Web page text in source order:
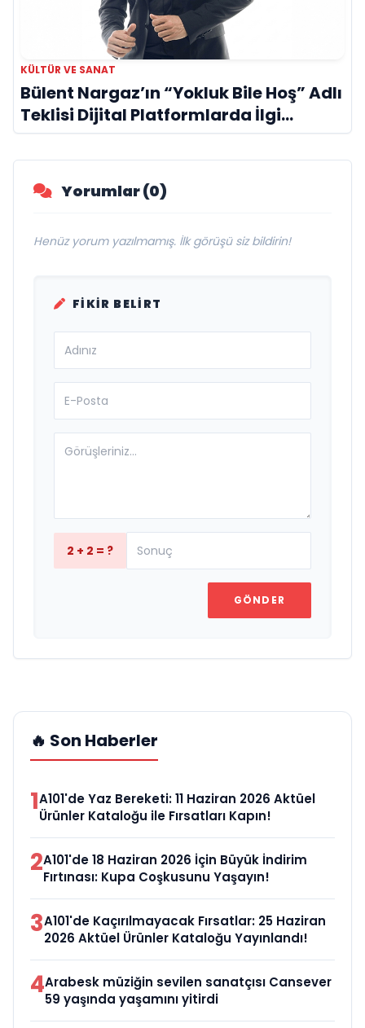
KÜLTÜR VE SANAT
Bülent Nargaz’ın “Yokluk Bile Hoş” Adlı
Teklisi Dijital Platformlarda İlgi
Görmeye Devam Ediyor
Yorumlar (0)
Henüz yorum yazılmamış. İlk görüşü siz bildirin!
FIKIR BELIRT
2 + 2 = ?
GÖNDER
🔥 Son Haberler
1A101'de Yaz Bereketi: 11 Haziran 2026 Aktüel
Ürünler Kataloğu ile Fırsatları Kapın!
2A101'de 18 Haziran 2026 İçin Büyük İndirim
Fırtınası: Kupa Coşkusunu Yaşayın!
3A101'de Kaçırılmayacak Fırsatlar: 25 Haziran
2026 Aktüel Ürünler Kataloğu Yayınlandı!
4Arabesk müziğin sevilen sanatçısı Cansever
59 yaşında yaşamını yitirdi